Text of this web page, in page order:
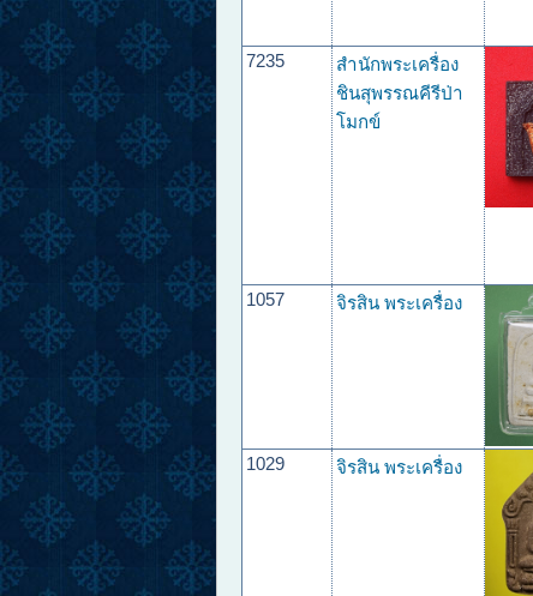
7235
สำนักพระเครื่อง
ชินสุพรรณคีรีป่า
โมกข์
1057 จิรสิน พระเครื่อง
1029 จิรสิน พระเครื่อง